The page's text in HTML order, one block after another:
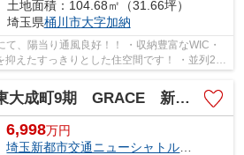
土地面積：104.68㎡（31.66坪）
埼玉県桶川市大字加納
通風良好！！ ・収納豊富なWIC・
えたすっきりとした住空間です！ ・並列2台
し入れもスムーズ！...
町9期 GRACE 新築戸建 全1棟 1号棟
6,998万円